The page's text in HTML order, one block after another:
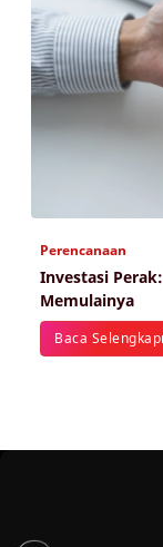
Perencanaan
Investasi
Memulainya
Baca